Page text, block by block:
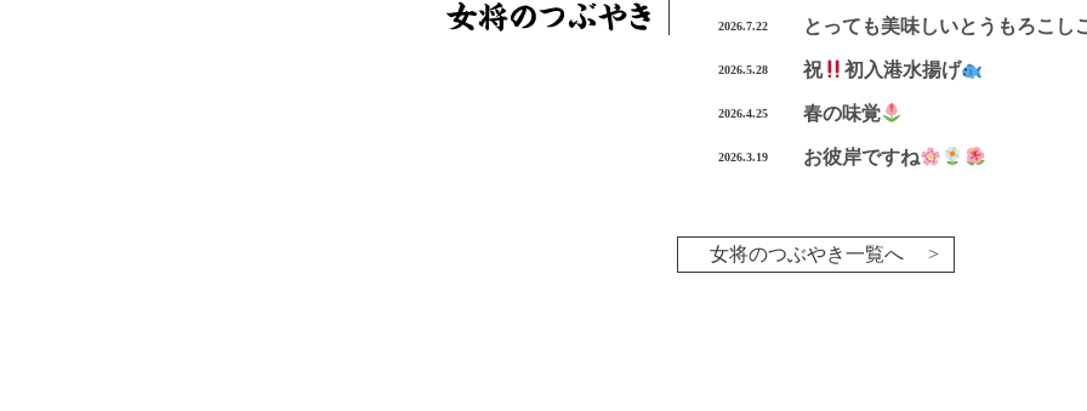
2026.7.22 とっても美味しいとうもろこし
2026.5.28 祝 初入港水揚げ
2026.4.25 春の味覚
2026.3.19 お彼岸ですね
女将のつぶやき一覧へ